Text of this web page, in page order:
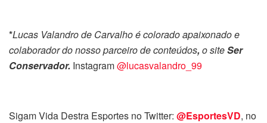
*Lucas Valandro de Carvalho é colorado apaixonado e
colaborador do nosso parceiro de conteúdos, o siteSer
Conservador. Instagram@lucasvalandro_99
Sigam Vida Destra Esportes no Twitter: @EsportesVD, no